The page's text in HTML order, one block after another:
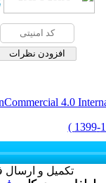
4.0
تکمیل و ارسال